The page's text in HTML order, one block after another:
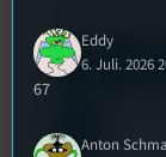
1 …
33
Eddy
6. Juli. 2026
67
Anton